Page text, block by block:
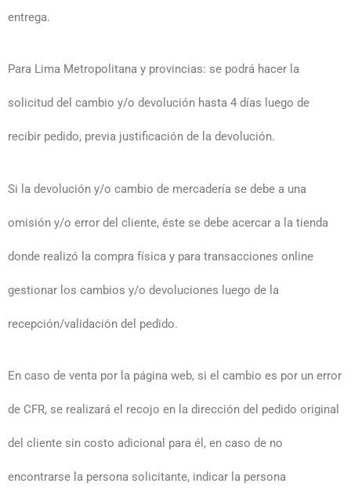
entrega.
Para Lima Metropolitana y provincias: se podrá hacer la
solicitud del cambio y/o devolución hasta 4 días luego de
recibir pedido, previa justificación de la devolución.
Si la devolución y/o cambio de mercadería se debe a una
omisión y/o error del cliente, éste se debe acercar a la tienda
donde realizó la compra física y para transacciones online
gestionar los cambios y/o devoluciones luego de la
recepción/validación del pedido.
En caso de venta por la página web, si el cambio es por un error
de CFR, se realizará el recojo en la dirección del pedido original
del cliente sin costo adicional para él, en caso de no
encontrarse la persona solicitante, indicar la persona